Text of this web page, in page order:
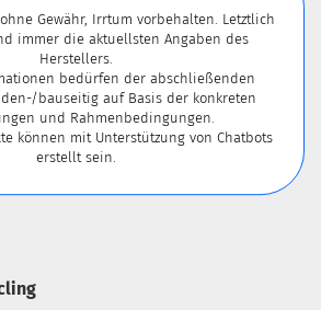
Gewähr, Irrtum vorbehalten. Letztlich
immer die aktuellsten Angaben des
Herstellers.
bedürfen der abschließenden
bauseitig auf Basis der konkreten
und Rahmenbedingungen.
können mit Unterstützung von Chatbots
erstellt sein.